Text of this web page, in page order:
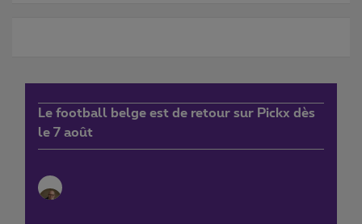
Le football belge est de retour sur Pickx dès
le 7 août